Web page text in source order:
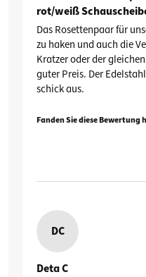
rot/weiß
Das Rosettenpaar für
zu haken und auch die
Kratzer oder der
guter Preis. Der
schick aus.
Fanden Sie diese Bewertung
DC
Deta C